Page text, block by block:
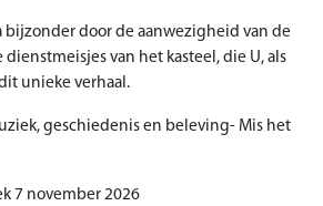
bijzonder door de aanwezigheid van de
dienstmeisjes van het kasteel, die U, als
unieke verhaal.
geschiedenis en beleving- Mis het
7 november 2026